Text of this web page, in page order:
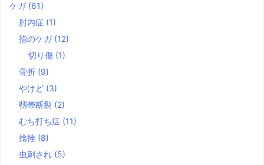
ケガ (61)
肘内症 (1)
指のケガ (12)
切り傷 (1)
骨折 (9)
やけど (3)
靱帯断裂 (2)
むち打ち症 (11)
捻挫 (8)
虫刺され (5)